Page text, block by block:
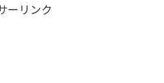
ーリンク